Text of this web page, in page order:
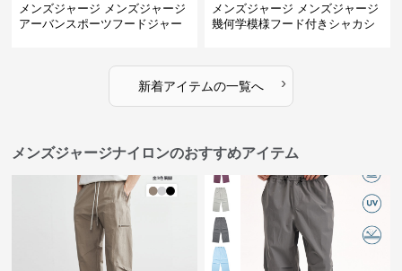
メンズジャージ メンズジャージ
アーバンスポーツフードジャー
メンズジャージ メンズジャージ
幾何学模様フード付きシャカシ
新着アイテムの一覧へ ›
メンズジャージナイロンのおすすめアイテム